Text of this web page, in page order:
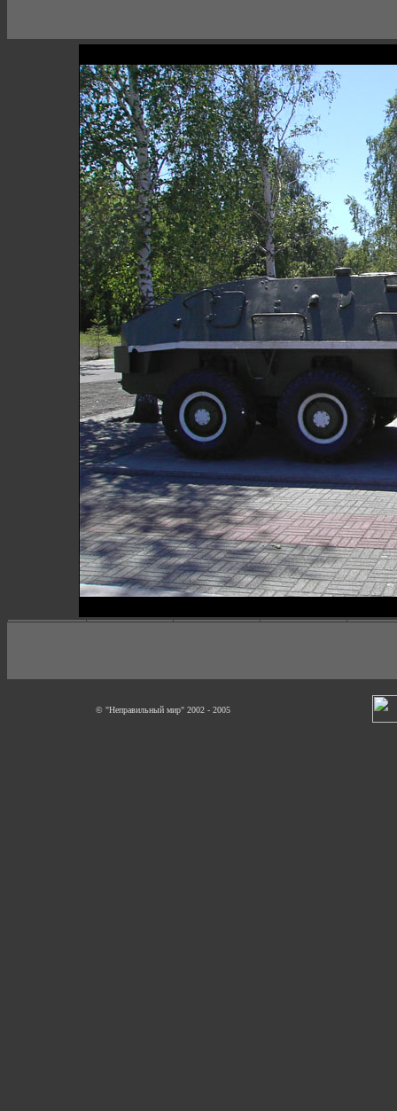
© "Неправильный мир" 2002 - 2005